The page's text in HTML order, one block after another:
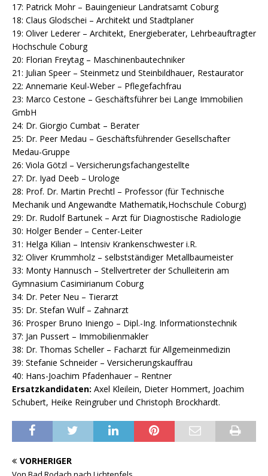
17: Patrick Mohr – Bauingenieur Landratsamt Coburg
18: Claus Glodschei – Architekt und Stadtplaner
19: Oliver Lederer – Architekt, Energieberater, Lehrbeauftragter
Hochschule Coburg
20: Florian Freytag – Maschinenbautechniker
21: Julian Speer – Steinmetz und Steinbildhauer, Restaurator
22: Annemarie Keul-Weber – Pflegefachfrau
23: Marco Cestone – Geschäftsführer bei Lange Immobilien
GmbH
24: Dr. Giorgio Cumbat – Berater
25: Dr. Peer Medau – Geschäftsführender Gesellschafter
Medau-Gruppe
26: Viola Götzl – Versicherungsfachangestellte
27: Dr. Iyad Deeb – Urologe
28: Prof. Dr. Martin Prechtl – Professor (für Technische
Mechanik und Angewandte Mathematik,Hochschule Coburg)
29: Dr. Rudolf Bartunek – Arzt für Diagnostische Radiologie
30: Holger Bender – Center-Leiter
31: Helga Kilian – Intensiv Krankenschwester i.R.
32: Oliver Krummholz – selbstständiger Metallbaumeister
33: Monty Hannusch – Stellvertreter der Schulleiterin am
Gymnasium Casimirianum Coburg
34: Dr. Peter Neu – Tierarzt
35: Dr. Stefan Wulf – Zahnarzt
36: Prosper Bruno Iniengo – Dipl.-Ing. Informationstechnik
37: Jan Pussert – Immobilienmakler
38: Dr. Thomas Scheller – Facharzt für Allgemeinmedizin
39: Stefanie Schneider – Versicherungskauffrau
40: Hans-Joachim Pfadenhauer – Rentner
Ersatzkandidaten: Axel Kleilein, Dieter Hommert, Joachim
Schubert, Heike Reingruber und Christoph Brockhardt.
VORHERIGER